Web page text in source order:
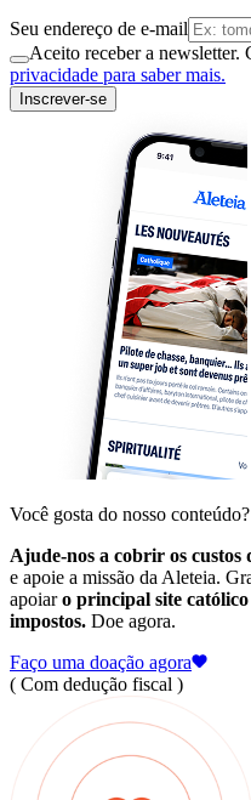
Seu endereço de e-mail
Aceito receber a newsletter.
privacidade para saber mais.
Inscrever-se
Você gosta do nosso conteúdo?
Ajude-nos a cobrir os custos
e apoie a missão da Aleteia.
apoiaro principal site
impostos. Doe agora.
Faço uma doação agora
( Com dedução fiscal )